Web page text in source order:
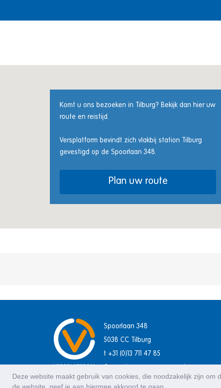
Deze website maakt gebruik van cookies, die noodzakelijk zijn
Komt u ons bezoeken in Tilburg? Bekijk dan hier uw
route en reistijd.
Versplatform bevindt zich vlakbij station Tilburg
gevestigd op de Spoorlaan 348.
Plan uw route
Spoorlaan 348
5038 CC Tilburg
t +31 (0)13 711 47 85